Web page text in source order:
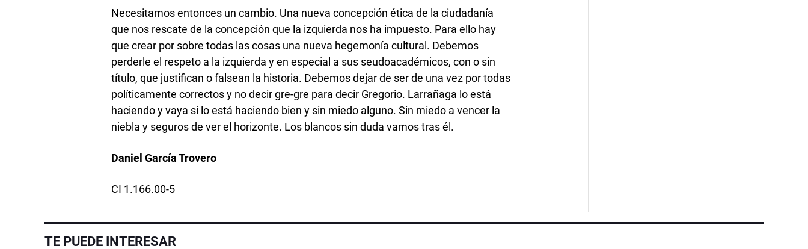
Necesitamos entonces un cambio. Una nueva concepción ética de la ciudadanía
que nos rescate de la concepción que la izquierda nos ha impuesto. Para ello hay
que crear por sobre todas las cosas una nueva hegemonía cultural. Debemos
perderle el respeto a la izquierda y en especial a sus seudoacadémicos, con o sin
título, que justifican o falsean la historia. Debemos dejar de ser de una vez por todas
políticamente correctos y no decir gre-gre para decir Gregorio. Larrañaga lo está
haciendo y vaya si lo está haciendo bien y sin miedo alguno. Sin miedo a vencer la
niebla y seguros de ver el horizonte. Los blancos sin duda vamos tras él.
Daniel García Trovero
CI 1.166.00-5
TE PUEDE INTERESAR